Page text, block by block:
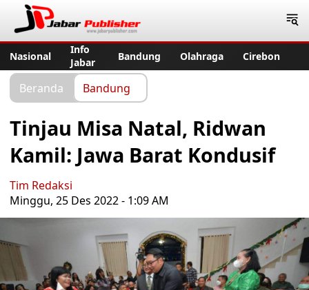
Nasional
Info
Jabar
Bandung Olahraga Cirebon
Beranda Bandung
Tinjau Misa Natal, Ridwan
Kamil: Jawa Barat Kondusif
Tim Redaksi
Minggu, 25 Des 2022 - 1:09 AM